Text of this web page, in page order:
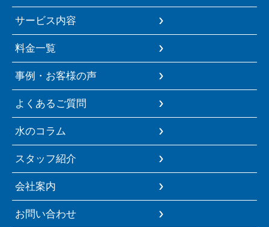
サービス内容
料金一覧
事例・お客様の声
よくあるご質問
水のコラム
スタッフ紹介
会社案内
お問い合わせ